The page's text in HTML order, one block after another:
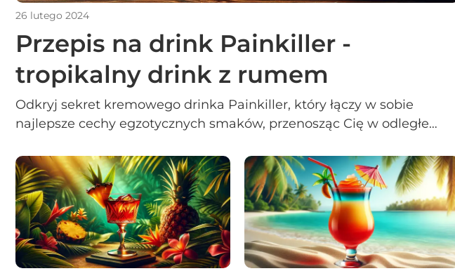
26 lutego 2024
Przepis na drink Painkiller -
tropikalny drink z rumem
Odkryj sekret kremowego drinka Painkiller, który łączy w sobie
najlepsze cechy egzotycznych smaków, przenosząc Cię w odległe
intensywność rumu z soczystością ananasa, orzeźwiającą słodyczą
pomarańczy i kremową delikatnością kokosa, tworząc idealną
kompozycję na każdą okazję. Zanurz się w tym egzotycznym smaku i
pozwól sobie na beztroską ucieczkę w wakacyjne tropiki.